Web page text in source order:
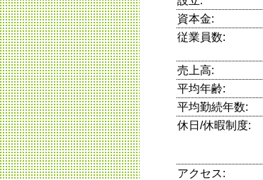
資本金:
従業員数:
売上高:
平均年齢:
平均勤続年数:
休日/休暇制度:
アクセス: